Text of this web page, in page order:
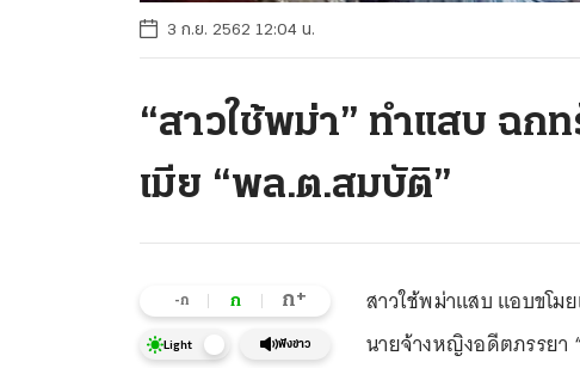
3 ก.ย. 2562 12:04 น.
“สาวใช้พม่า” ทำแสบ ฉก
เมีย “พล.ต.สมบัติ”
-ก ก ก+
Light ฟังข่าว
สาวใช้พม่าแสบ แอบขโม
นายจ้างหญิงอดีตภรรยา